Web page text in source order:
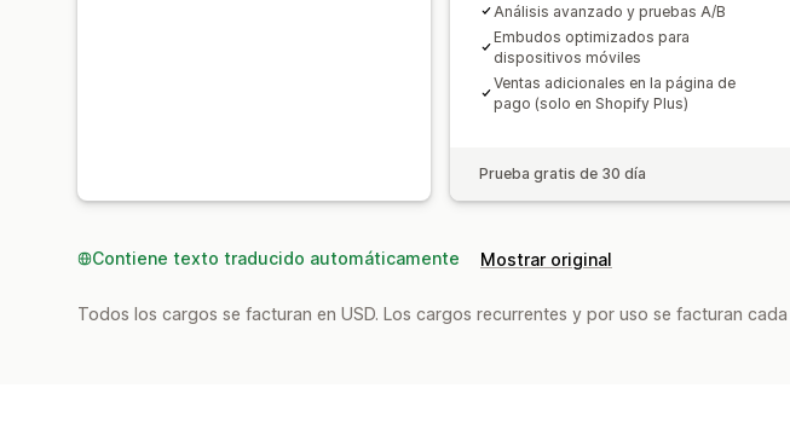
Análisis avanzado y pruebas A/B
Embudos optimizados para
dispositivos móviles
Ventas adicionales en la página de
pago (solo en Shopify Plus)
Prueba gratis de 30 día
Contiene texto traducido automáticamente Mostrar original
Todos los cargos se facturan en USD. Los cargos recurrentes y por uso se facturan cada